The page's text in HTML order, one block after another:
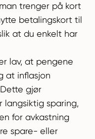
trenger på kort
betalingskort til
at du enkelt har
lav, at pengene
at inflasjon
gjør
langsiktig sparing,
for avkastning
spare- eller